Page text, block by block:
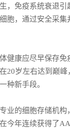
，免疫系统衰退
胞，通过安全采
康应尽早保存免
20岁左右达到巅
种新手段。
的细胞存储机构
今年连续获得了